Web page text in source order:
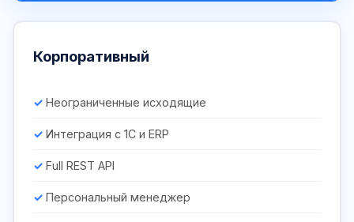
Корпоративный
Неограниченные исходящие
Интеграция с 1С и ERP
Full REST API
Персональный менеджер